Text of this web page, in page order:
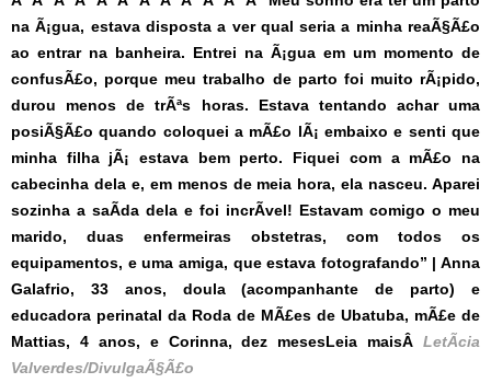
na Ã¡gua, estava disposta a ver qual seria a minha reaÃ§Ã£o
ao entrar na banheira. Entrei na Ã¡gua em um momento de
confusÃ£o, porque meu trabalho de parto foi muito rÃ¡pido,
durou menos de trÃªs horas. Estava tentando achar uma
posiÃ§Ã£o quando coloquei a mÃ£o lÃ¡ embaixo e senti que
minha filha jÃ¡ estava bem perto. Fiquei com a mÃ£o na
cabecinha dela e, em menos de meia hora, ela nasceu. Aparei
sozinha a saÃ­da dela e foi incrÃ­vel! Estavam comigo o meu
marido, duas enfermeiras obstetras, com todos os
equipamentos, e uma amiga, que estava fotografando” | Anna
Galafrio, 33 anos, doula (acompanhante de parto) e
educadora perinatal da Roda de MÃ£es de Ubatuba, mÃ£e de
Mattias, 4 anos, e Corinna, dez mesesLeia maisÂ LetÃ­cia
Valverdes/DivulgaÃ§Ã£o